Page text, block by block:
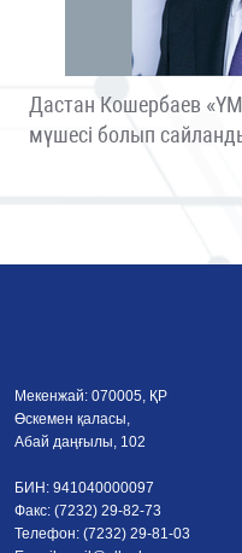
Дастан Кошербаев
мүшесі болып
Мекенжай: 070005, ҚР
Өскемен қаласы,
Абай даңғылы, 102
БИН: 941040000097
Факс: (7232) 29-82-73
Телефон: (7232) 29-81-03